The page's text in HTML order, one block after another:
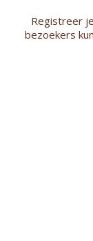
Registreer
bezoekers